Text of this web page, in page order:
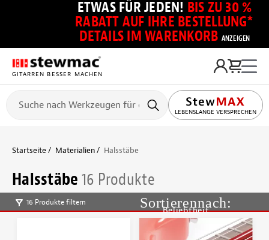
ETWAS FÜR JEDEN! BIS ZU 30 %
RABATT AUF IHRE BESTELLUNG*
DETAILS IM WARENKORB ANZEIGEN
GITARREN BESSER MACHEN
LEBENSLANGE VERSPRECHEN
Startseite Materialien Halsstäbe
Halsstäbe16 Produkte
16 Produkte filtern
Beliebtheit